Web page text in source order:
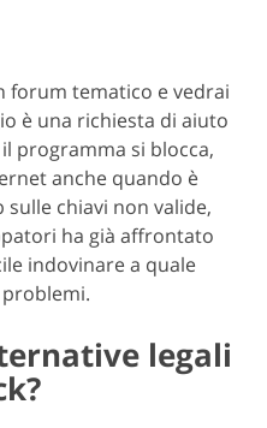
forum tematico e vedrai
è una richiesta di aiuto
programma si blocca,
anche quando è
chiavi non valide,
ha già affrontato
indovinare a quale
legali